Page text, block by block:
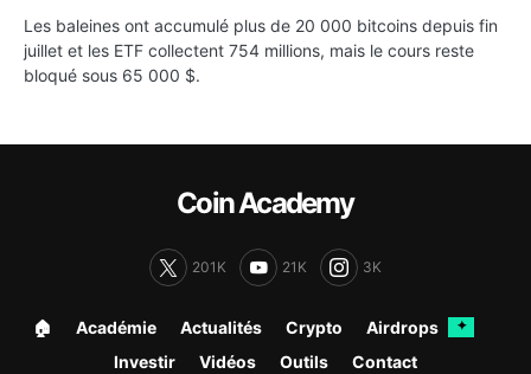
Les baleines ont accumulé plus de 20 000 bitcoins depuis fin
juillet et les ETF collectent 754 millions, mais le cours reste
bloqué sous 65 000 $.
Coin Academy
201K 21K 3K
🏠︎ Académie Actualités Crypto Airdrops ✦
Investir Vidéos Outils Contact